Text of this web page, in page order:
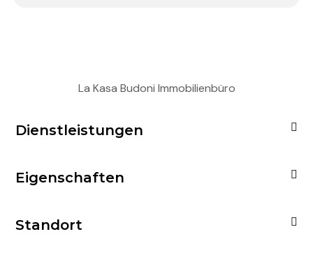
La Kasa Budoni Immobilienbüro
Dienstleistungen
Eigenschaften
Standort